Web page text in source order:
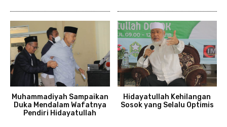
Muhammadiyah Sampaikan
Duka Mendalam Wafatnya
Pendiri Hidayatullah
Hidayatullah Kehilangan
Sosok yang Selalu Optimis